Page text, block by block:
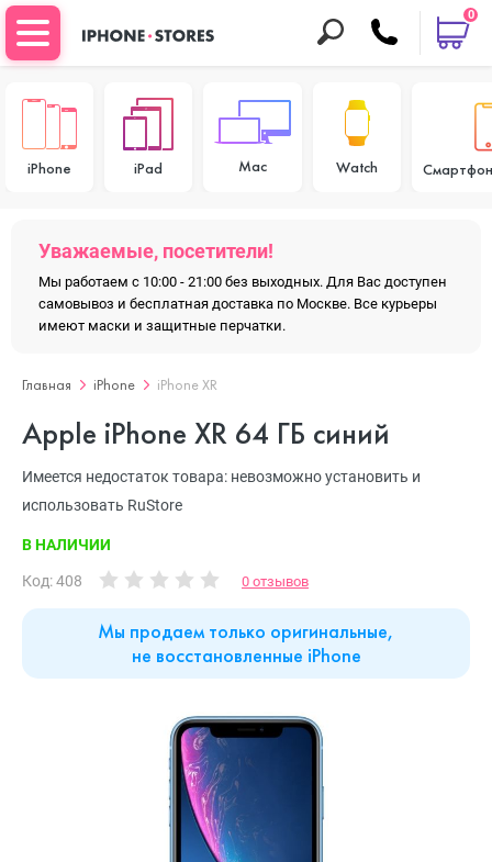
0
iPhone iPad Mac Watch
Уважаемые, посетители!
Мы работаем с 10:00 - 21:00 без выходных. Для Вас доступен
самовывоз и бесплатная доставка по Москве. Все курьеры
имеют маски и защитные перчатки.
Главная iPhone iPhone XR
Apple iPhone XR 64 ГБ синий
Имеется недостаток товара: невозможно установить и
использовать RuStore
В НАЛИЧИИ
Код: 408 0 отзывов
Мы продаем только оригинальные,
не восстановленные iPhone